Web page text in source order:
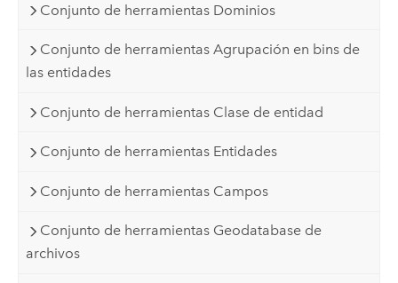
Conjunto de herramientas Dominios
Conjunto de herramientas Agrupación en bins de
las entidades
Conjunto de herramientas Clase de entidad
Conjunto de herramientas Entidades
Conjunto de herramientas Campos
Conjunto de herramientas Geodatabase de
archivos